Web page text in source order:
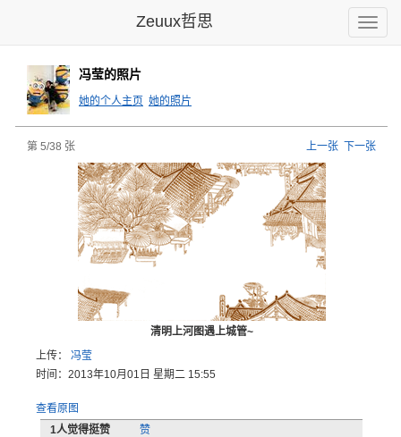
Toggle
Zeuux哲思
冯莹的照片
她的个人主页 她的照片
第 5/38 张 上一张 下一张
清明上河图遇上城管~
上传： 冯莹
时间：2013年10月01日 星期二 15:55
查看原图
1人觉得挺赞 赞